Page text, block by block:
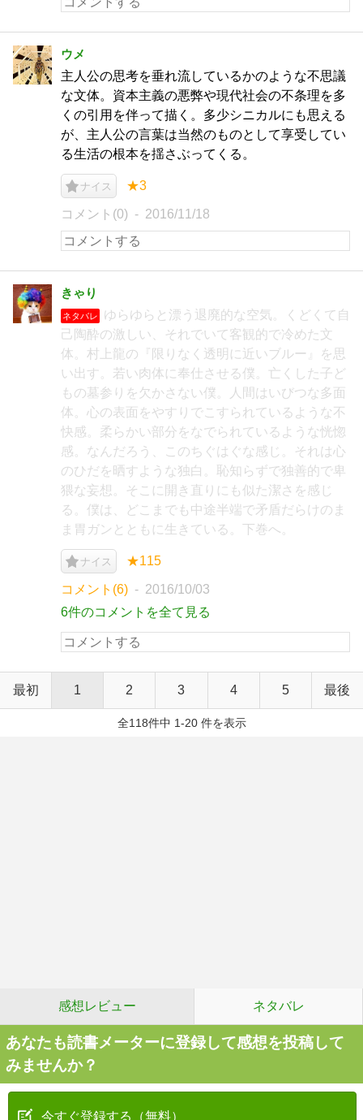
ウメ
主人公の思考を垂れ流しているかのような不思議
な文体。資本主義の悪弊や現代社会の不条理を多
くの引用を伴って描く。多少シニカルにも思える
が、主人公の言葉は当然のものとして享受してい
る生活の根本を揺さぶってくる。
ナイス ★3
コメント(0) 2016/11/18
きゃり
ネタバレ
ゆらゆらと漂う退廃的な空気。くどくて自
己陶酔の激しい、それでいて客観的で冷めた文
体。村上龍の『限りなく透明に近いブルー』を思
い出す。若い肉体に奉仕させる僕。亡くした子ど
もの墓参りを欠かさない僕。人間はいびつな多面
体。心の表面をやすりでこすられているような不
快感。柔らかい部分をなでられているような恍惚
感。なんだろう、このちぐはぐな感じ。それは心
のひだを晒すような独白。恥知らずで独善的で卑
猥な妄想。そこに開き直りにも似た潔さを感じ
る。僕は、どこまでも中途半端で矛盾だらけのま
ま胃ガンとともに生きている。下巻へ。
ナイス ★115
コメント(6)
2016/10/03
6件のコメントを全て見る
最初 1 2 3 4 5 最後
全118件中 1-20 件を表示
感想レビュー ネタバレ
あなたも読書メーターに登録して感想を投稿して
みませんか？
今すぐ登録する（無料）